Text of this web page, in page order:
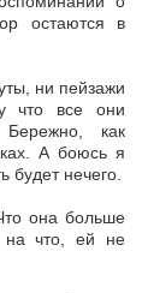
остаются в
ни пейзажи
что все они
Бережно, как
А боюсь я
будет нечего.
она больше
на что, ей не